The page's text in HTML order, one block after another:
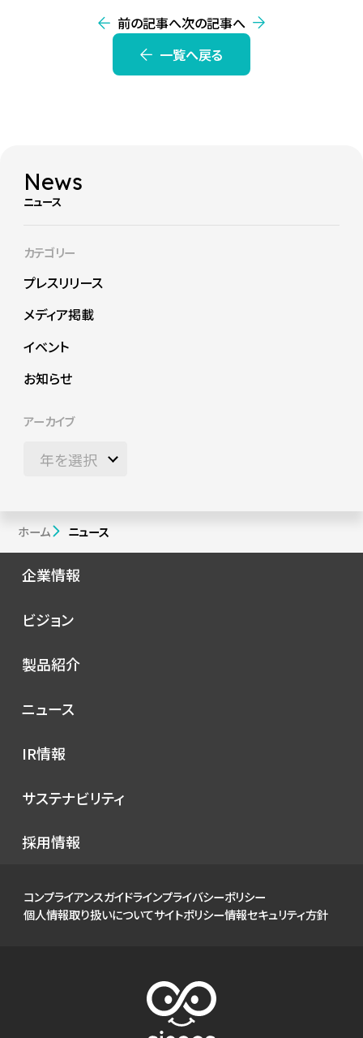
前の記事へ次の記事へ
一覧へ戻る
News
ニュース
カテゴリー
プレスリリース
メディア掲載
イベント
お知らせ
アーカイブ
ホーム ニュース
企業情報
会社概要
ビジョン
トップメッセージ
製品紹介
コンセプト
シノプスのこだわり
ニュース
プレスリリース
イベント
お知らせ
IR情報
IRニュース
財務ハイライト
IRライブラリ
サステナビリティ
環境
ガバナンス
採用情報
コンプライアンスガイドラインプライバシーポリシー
個人情報取り扱いについてサイトポリシー情報セキュリティ方針